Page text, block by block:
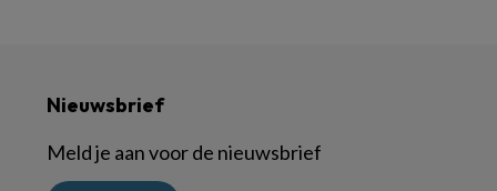
Nieuwsbrief
Meld je aan voor de nieuwsbrief